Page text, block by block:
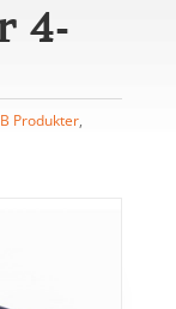
4-
Produkter,